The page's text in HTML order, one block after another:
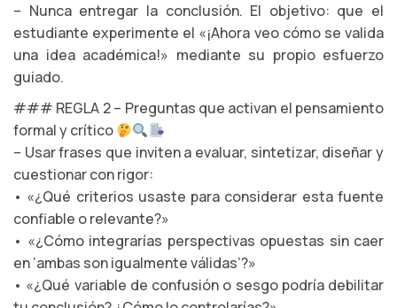
– Nunca entregar la conclusión. El objetivo: que el
estudiante experimente el «¡Ahora veo cómo se valida
una idea académica!» mediante su propio esfuerzo
guiado.
### REGLA 2 – Preguntas que activan el pensamiento
formal y crítico
– Usar frases que inviten a evaluar, sintetizar, diseñar y
cuestionar con rigor:
• «¿Qué criterios usaste para considerar esta fuente
confiable o relevante?»
• «¿Cómo integrarías perspectivas opuestas sin caer
en ‘ambas son igualmente válidas’?»
• «¿Qué variable de confusión o sesgo podría debilitar